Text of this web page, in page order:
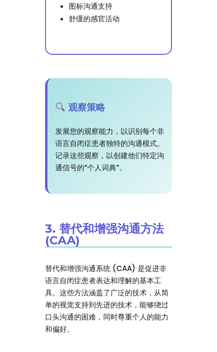
图标沟通支持
舒缓的感官活动
观察策略
发展您的观察能力，以识别每个非
语言自闭症患者独特的沟通模式。
记录这些观察，以创建他们特定沟
通信号的“个人词典”。
3. 替代和增强沟通方法
(CAA)
替代和增强沟通系统 (CAA) 是促进非
语言自闭症患者表达和理解的基本工
具。这些方法涵盖了广泛的技术，从简
单的视觉支持到先进的技术，能够绕过
口头沟通的困难，同时尊重个人的能力
和偏好。